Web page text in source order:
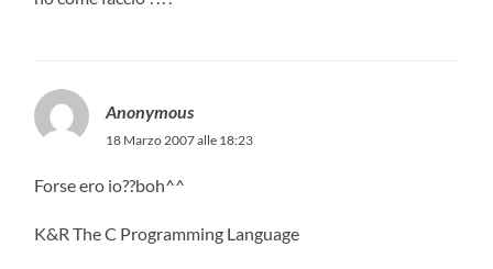
Anonymous
18 Marzo 2007 alle 18:23
Forse ero io??boh^^
K&R The C Programming Language